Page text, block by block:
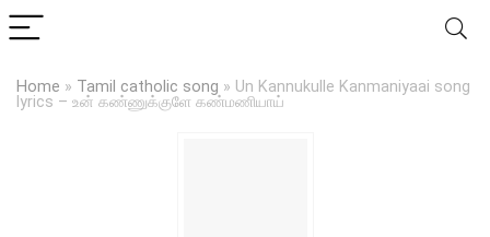
Home » Tamil catholic song » Un Kannukulle Kanmaniyaai song
lyrics – உன் கண்ணுக்குளே கண்மணியாய்